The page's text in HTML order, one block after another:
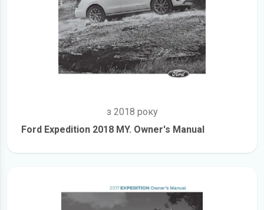
з 2018 року
Ford Expedition 2018 MY. Owner's Manual